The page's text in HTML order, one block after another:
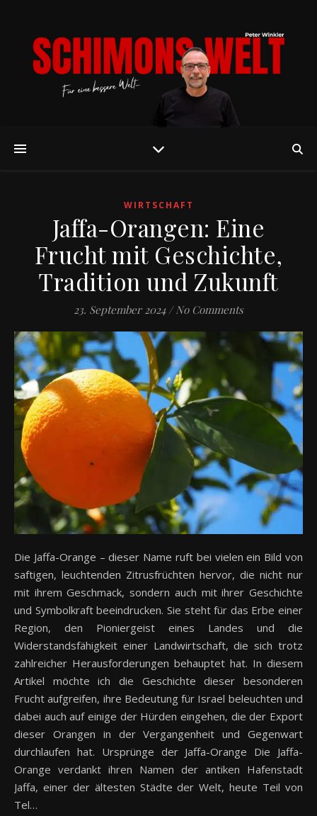
WIRTSCHAFT
Jaffa-Orangen: Eine
Frucht mit Geschichte,
Tradition und Zukunft
23. September 2024 / No Comments
Die Jaffa-Orange – dieser Name ruft bei vielen ein Bild von
saftigen, leuchtenden Zitrusfrüchten hervor, die nicht nur
mit ihrem Geschmack, sondern auch mit ihrer Geschichte
und Symbolkraft beeindrucken. Sie steht für das Erbe einer
Region, den Pioniergeist eines Landes und die
Widerstandsfähigkeit einer Landwirtschaft, die sich trotz
zahlreicher Herausforderungen behauptet hat. In diesem
Artikel möchte ich die Geschichte dieser besonderen
Frucht aufgreifen, ihre Bedeutung für Israel beleuchten und
dabei auch auf einige der Hürden eingehen, die der Export
dieser Orangen in der Vergangenheit und Gegenwart
durchlaufen hat. Ursprünge der Jaffa-Orange Die Jaffa-
Orange verdankt ihren Namen der antiken Hafenstadt
Jaffa, einer der ältesten Städte der Welt, heute Teil von
Tel…